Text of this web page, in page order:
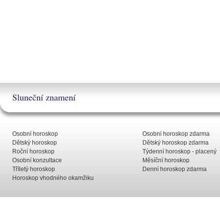
Sluneční znamení
Osobní horoskop
Dětský horoskop
Roční horoskop
Osobní konzultace
Tříletý horoskop
Horoskop vhodného okamžiku
Osobní horoskop zdarma
Dětský horoskop zdarma
Týdenní horoskop - placený
Měsíční horoskop
Denní horoskop zdarma